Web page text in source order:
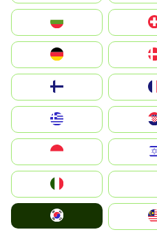
Switzerland
Deutschland
United Kingdom
Magyarország
South Korea